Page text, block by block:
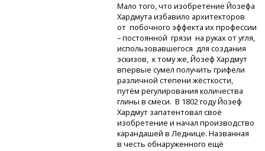
Мало того, что изобретение Йозефа
Хардмута избавило архитекторов
от побочного эффекта их профессии
– постоянной грязи на руках от угля,
использовавшегося для создания
эскизов, к тому же, Йозеф Хардмут
впервые сумел получить грифели
различной степени жёсткости,
путём регулирования количества
глины в смеси. В 1802 году Йозеф
Хардмут запатентовал своё
изобретение и начал производство
карандашей в Леднице. Названная
в честь обнаруженного ещё